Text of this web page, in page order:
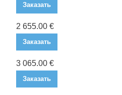
Заказать
2 655.00 €
Заказать
3 065.00 €
Заказать